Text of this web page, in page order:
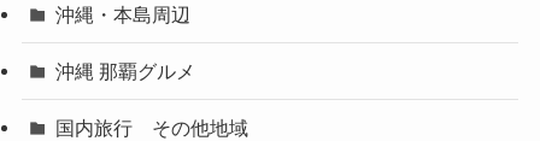
沖縄・本島周辺
沖縄 那覇グルメ
国内旅行 その他地域